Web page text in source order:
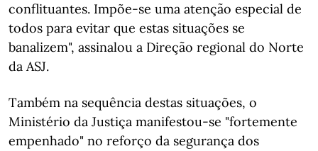
conflituantes. Impõe-se uma atenção especial de
todos para evitar que estas situações se
banalizem", assinalou a Direção regional do Norte
da ASJ.
Também na sequência destas situações, o
Ministério da Justiça manifestou-se "fortemente
empenhado" no reforço da segurança dos